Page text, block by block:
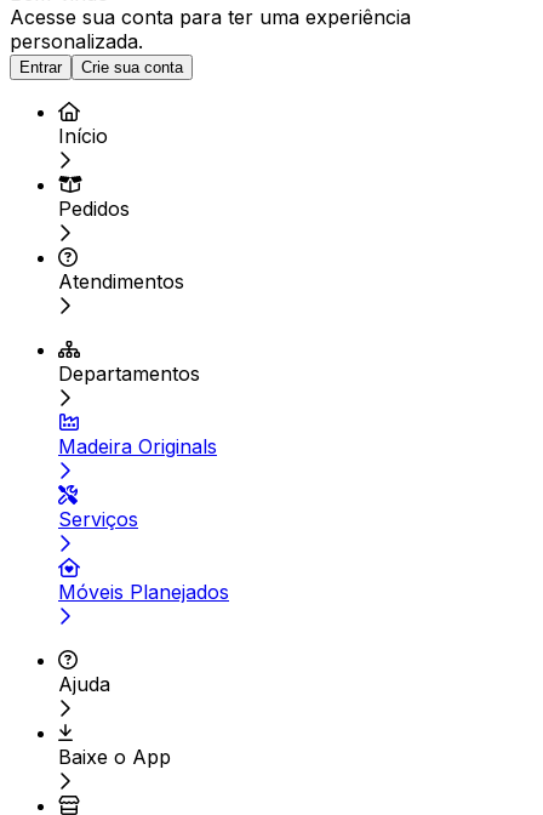
Acesse sua conta para ter uma experiência
personalizada.
Entrar Crie sua conta
Início
Pedidos
Atendimentos
Departamentos
Madeira Originals
Serviços
Móveis Planejados
Ajuda
Baixe o App